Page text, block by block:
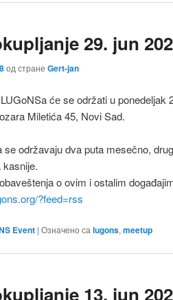
29. jun
од стране Gert-jan
ćе se održati u ponedeljak
Miletića 45, Novi Sad.
se održavaju dva puta mesečno,
kasnije.
o ovim i ostalim
?feed=rss
Event | Означено са lugons, meetup
13. jun